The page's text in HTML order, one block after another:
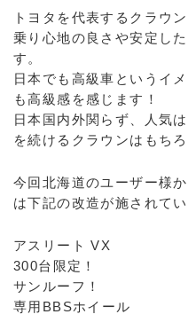
トヨタを代表するクラウン
乗り心地の良さや安定し
す。
日本でも高級車というイ
も高級感を感じます！
日本国内外関らず、人気
を続けるクラウンはもち
今回北海道のユーザー様
は下記の改造が施されてい
アスリート VX
300台限定！
サンルーフ！
専用BBSホイール